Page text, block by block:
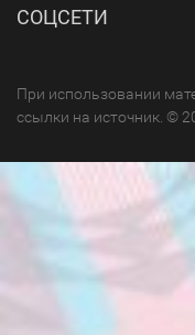
СОЦСЕТИ
При использовании
ссылки на источник. ©